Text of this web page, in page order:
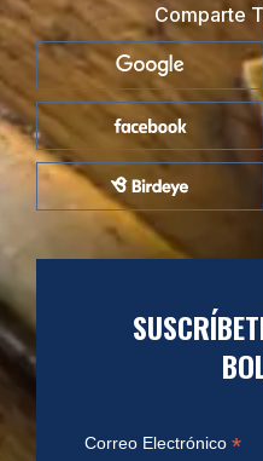
Comparte
Correo Electrónico *